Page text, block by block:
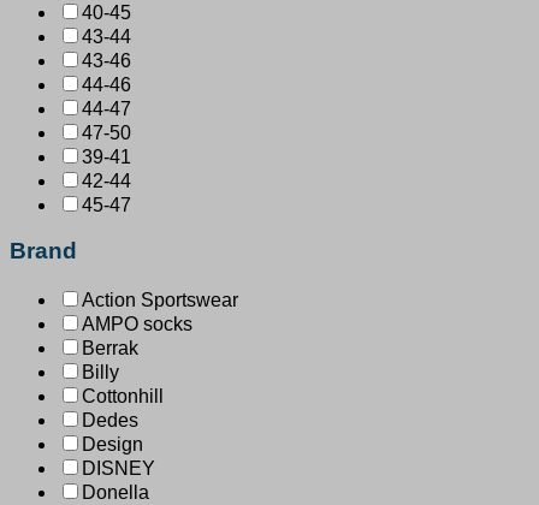
40-45
43-44
43-46
44-46
44-47
47-50
39-41
42-44
45-47
Brand
Action Sportswear
AMPO socks
Berrak
Billy
Cottonhill
Dedes
Design
DISNEY
Donella